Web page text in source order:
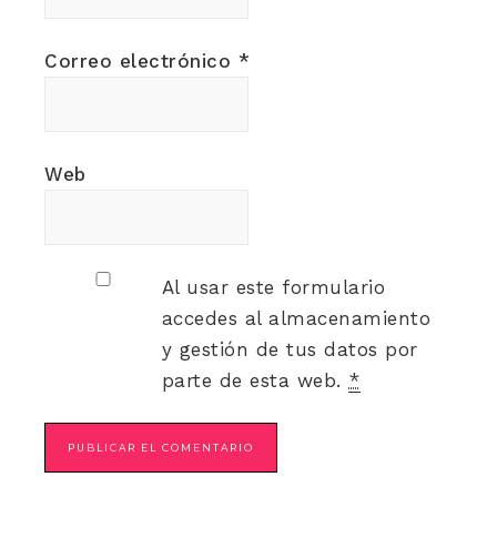
Correo electrónico *
Web
Al usar este formulario
accedes al almacenamiento
y gestión de tus datos por
parte de esta web. *